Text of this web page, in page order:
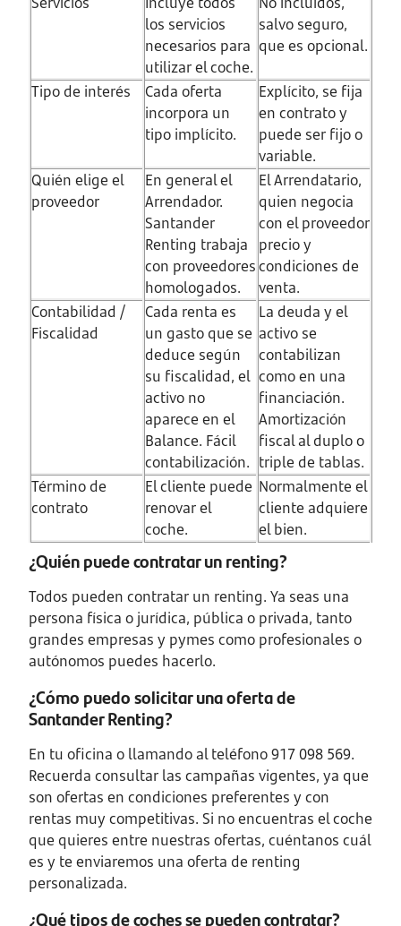
los servicios
necesarios para
utilizar el coche.
salvo seguro,
que es opcional.
Tipo de interés
Cada oferta
incorpora un
tipo implícito.
Explícito, se fija
en contrato y
puede ser fijo o
variable.
Quién elige el
proveedor
En general el
Arrendador.
Santander
Renting trabaja
con proveedores
homologados.
El Arrendatario,
quien negocia
con el proveedor
precio y
condiciones de
venta.
Contabilidad /
Fiscalidad
Cada renta es
un gasto que se
deduce según
su fiscalidad, el
activo no
aparece en el
Balance. Fácil
contabilización.
La deuda y el
activo se
contabilizan
como en una
financiación.
Amortización
fiscal al duplo o
triple de tablas.
Término de
contrato
El cliente puede
renovar el
coche.
Normalmente el
cliente adquiere
el bien.
¿Quién puede contratar un renting?
Todos pueden contratar un renting. Ya seas una
persona física o jurídica, pública o privada, tanto
grandes empresas y pymes como profesionales o
autónomos puedes hacerlo.
¿Cómo puedo solicitar una oferta de
Santander Renting?
En tu oficina o llamando al teléfono 917 098 569.
Recuerda consultar las campañas vigentes, ya que
son ofertas en condiciones preferentes y con
rentas muy competitivas. Si no encuentras el coche
que quieres entre nuestras ofertas, cuéntanos cuál
es y te enviaremos una oferta de renting
personalizada.
¿Qué tipos de coches se pueden contratar?